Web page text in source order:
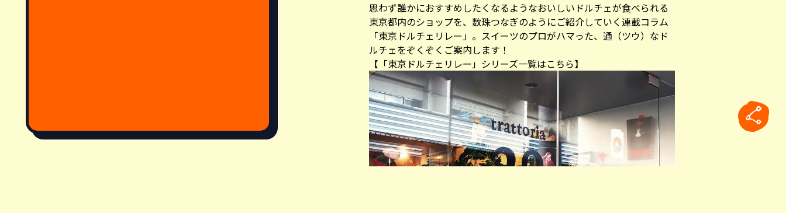
思わず誰かにおすすめしたくなるようなおいしいドルチェが食べられる
東京都内のショップを、数珠つなぎのようにご紹介していく連載コラム
「東京ドルチェリレー」。スイーツのプロがハマった、通（ツウ）なド
ルチェをぞくぞくご案内します！
【「東京ドルチェリレー」シリーズ一覧はこちら】